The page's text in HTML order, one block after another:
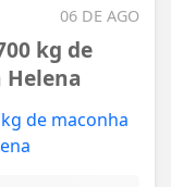
06 DE AGO
kg de
Helena